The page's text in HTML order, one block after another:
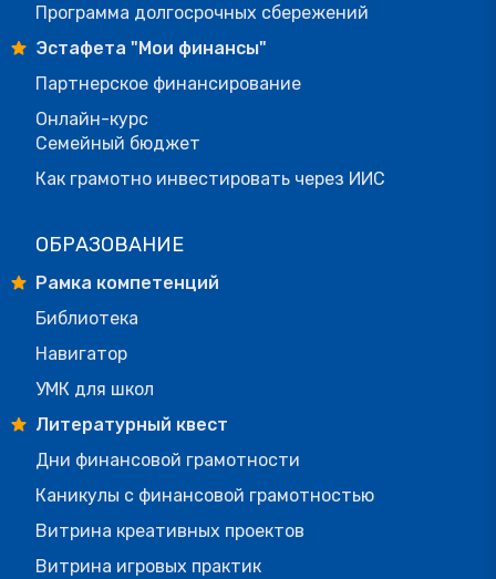
Программа долгосрочных сбережений
Эстафета "Мои финансы"
Партнерское финансирование
Онлайн-курс
Семейный бюджет
Как грамотно инвестировать через ИИС
ОБРАЗОВАНИЕ
Рамка компетенций
Библиотека
Навигатор
УМК для школ
Литературный квест
Дни финансовой грамотности
Каникулы с финансовой грамотностью
Витрина креативных проектов
Витрина игровых практик